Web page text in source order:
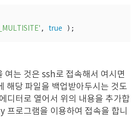
, true );
는 것은 ssh로 접속해서 여시면
해당 파일을 백업받아두시는 것도
디터로 열어서 위의 내용을 추가합
프로그램을 이용하여 접속을 합니